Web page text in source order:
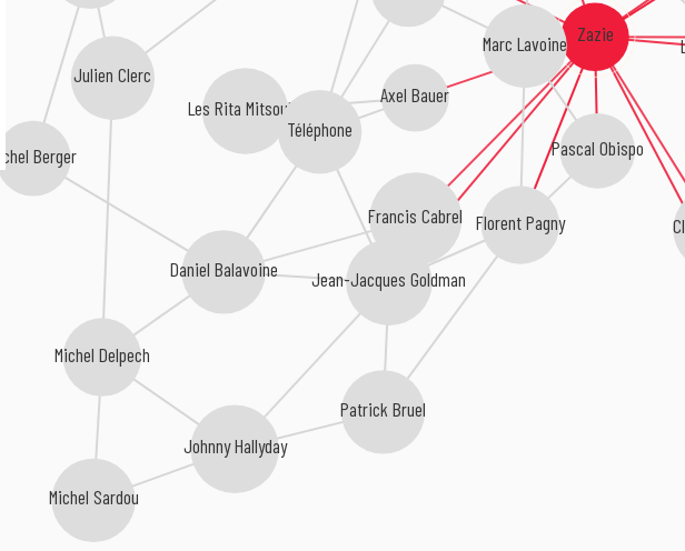
Zazie
Florent Pagny
Pascal Obispo
Marc Lavoine
Jean-Jacques Goldman
Axel Bauer
Francis Cabrel
Daniel Balavoine
Les Rita Mitsouko
Téléphone
Julien Clerc
Patrick Bruel
Johnny Hallyday
Michel Sardou
Michel Berger
Michel Delpech